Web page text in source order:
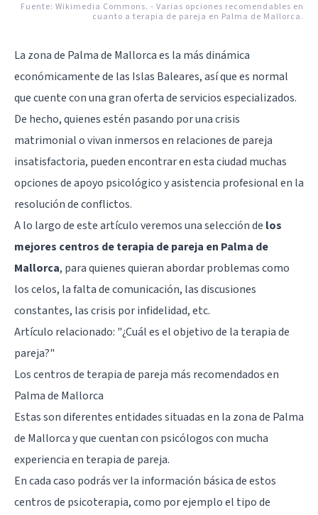
Fuente: Wikimedia Commons. - Varias opciones recomendables en
cuanto a terapia de pareja en Palma de Mallorca.
La zona de Palma de Mallorca es la más dinámica
económicamente de las Islas Baleares, así que es normal
que cuente con una gran oferta de servicios especializados.
De hecho, quienes estén pasando por una crisis
matrimonial o vivan inmersos en relaciones de pareja
insatisfactoria, pueden encontrar en esta ciudad muchas
opciones de apoyo psicológico y asistencia profesional en la
resolución de conflictos.
A lo largo de este artículo veremos una selección de los
mejores centros de terapia de pareja en Palma de
Mallorca, para quienes quieran abordar problemas como
los celos, la falta de comunicación, las discusiones
constantes, las crisis por infidelidad, etc.
Artículo relacionado: "¿Cuál es el objetivo de la terapia de
pareja?"
Los centros de terapia de pareja más recomendados en
Palma de Mallorca
Estas son diferentes entidades situadas en la zona de Palma
de Mallorca y que cuentan con psicólogos con mucha
experiencia en terapia de pareja.
En cada caso podrás ver la información básica de estos
centros de psicoterapia, como por ejemplo el tipo de